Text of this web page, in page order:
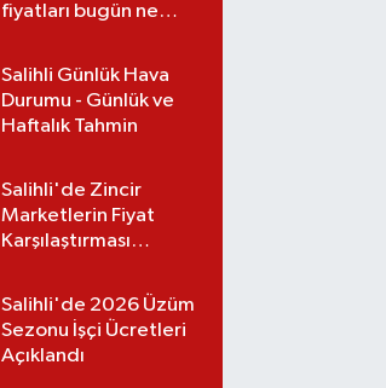
fiyatları bugün ne
(06.08.2026)
Salihli Günlük Hava
Durumu - Günlük ve
Haftalık Tahmin
Salihli'de Zincir
Marketlerin Fiyat
Karşılaştırması
Salihli'de 2026 Üzüm
Sezonu İşçi Ücretleri
Açıklandı